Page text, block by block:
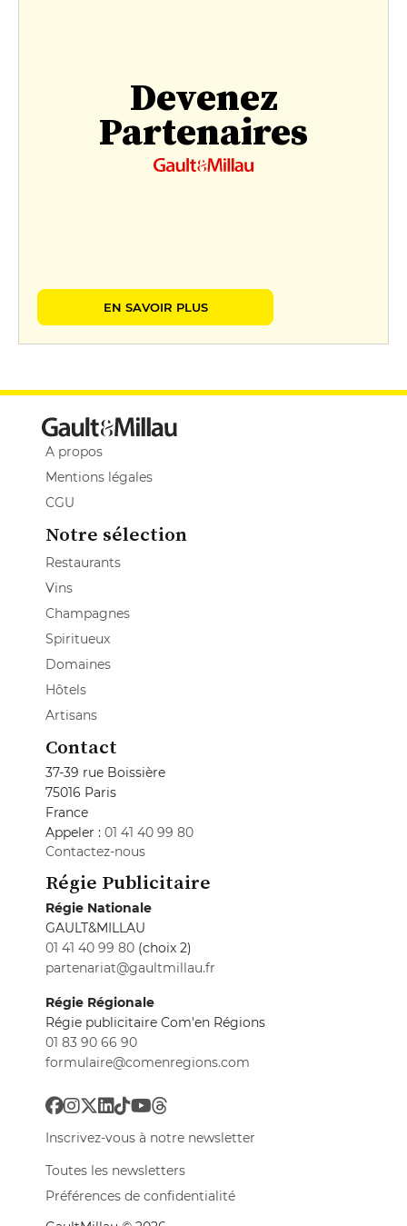
Devenez
Partenaires
EN SAVOIR PLUS
A propos
Mentions légales
CGU
Notre sélection
Restaurants
Vins
Champagnes
Spiritueux
Domaines
Hôtels
Artisans
Contact
37-39 rue Boissière
75016 Paris
France
Appeler : 01 41 40 99 80
Contactez-nous
Régie Publicitaire
Régie Nationale
GAULT&MILLAU
01 41 40 99 80 (choix 2)
partenariat@gaultmillau.fr
Régie Régionale
Régie publicitaire Com'en Régions
01 83 90 66 90
formulaire@comenregions.com
Inscrivez-vous à notre newsletter
Toutes les newsletters
Préférences de confidentialité